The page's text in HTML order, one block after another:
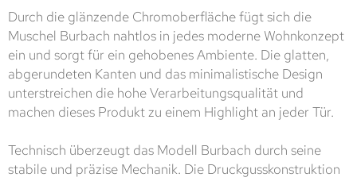
Durch die glänzende Chromoberfläche fügt sich die
Muschel Burbach nahtlos in jedes moderne Wohnkonzept
ein und sorgt für ein gehobenes Ambiente. Die glatten,
abgerundeten Kanten und das minimalistische Design
unterstreichen die hohe Verarbeitungsqualität und
machen dieses Produkt zu einem Highlight an jeder Tür.
Technisch überzeugt das Modell Burbach durch seine
stabile und präzise Mechanik. Die Druckgusskonstruktion